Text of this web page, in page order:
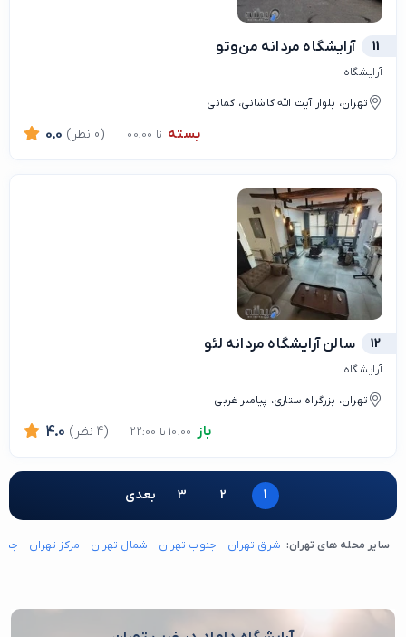
11 آرایشگاه مردانه من‌وتو
آرایشگاه
تهران، بلوار آیت الله کاشانی، کمانی
بسته تا 00:00 0.0 (0 نظر)
12 سالن آرایشگاه مردانه لئو
آرایشگاه
تهران، بزرگراه ستاری، پیامبر غربی
باز 4.0 (4 نظر)
1
2
3 بعدی
سایر محله های تهران: شرق تهران جنوب تهران شمال تهران مرکز تهران